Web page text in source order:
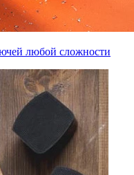
любой сложности